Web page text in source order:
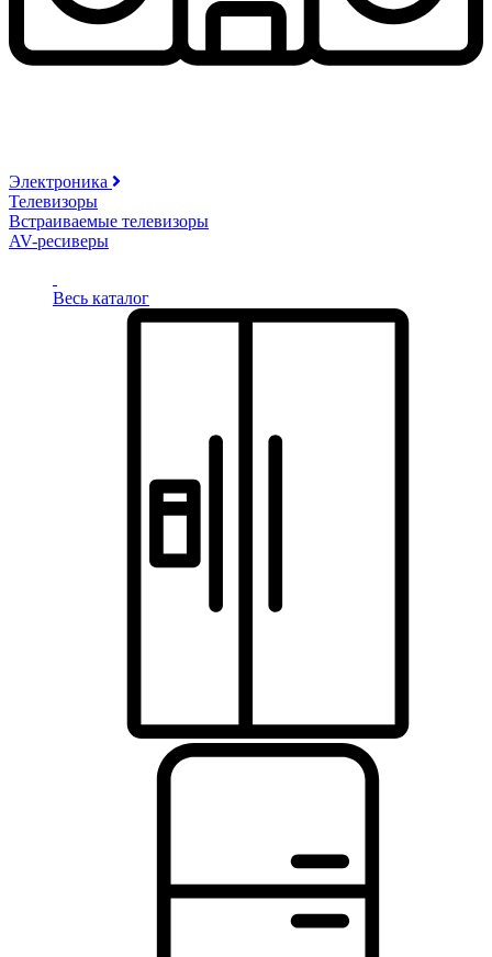
Электроника
Телевизоры
Встраиваемые телевизоры
AV-ресиверы
Весь каталог